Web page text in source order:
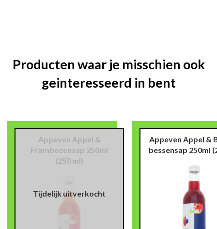
Producten waar je misschien ook
geinteresseerd in bent
Appeven Appel &
Frambozensap 250ml
(250 ml)
Appeven Appel &
bessensap 250ml